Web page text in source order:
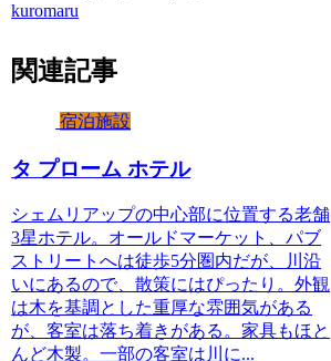
kuromaru
関連記事
宿泊施設
タ プローム ホテル
シェムリアップの中心部に位置する老舗
3星ホテル。オールドマーケット、パブ
ストリートへは徒歩5分圏内だが、川沿
いにあるので、散策にはぴったり。外観
は木を基調とした重厚な雰囲気がある
が、客室は落ち着きがある。家具もほと
んど木製。一部の客室は川に...